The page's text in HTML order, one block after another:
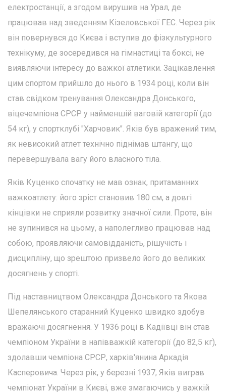
електростанції, а згодом вирушив на Урал, де
працював над зведенням Кізеловської ГЕС. Через рік
він повернувся до Києва і вступив до фізкультурного
технікуму, де зосередився на гімнастиці та боксі, не
виявляючи інтересу до важкої атлетики. Зацікавлення
цим спортом прийшло до нього в 1934 році, коли він
став свідком тренування Олександра Донського,
віцечемпіона СРСР у найменшій ваговій категорії (до
54 кг), у спортклубі "Харчовик". Яків був вражений тим,
як невисокий атлет технічно піднімав штангу, що
перевершувала вагу його власного тіла.
Яків Куценко спочатку не мав ознак, притаманних
важкоатлету: його зріст становив 180 см, а довгі
кінцівки не сприяли розвитку значної сили. Проте, він
не зупинився на цьому, а наполегливо працював над
собою, проявляючи самовідданість, рішучість і
дисципліну, що зрештою призвело його до великих
досягнень у спорті.
Під наставництвом Олександра Донського та Якова
Шепелянського старанний Куценко швидко здобув
вражаючі досягнення. У 1936 році в Кадіївці він став
чемпіоном України в напівважкій категорії (до 82,5 кг),
здолавши чемпіона СРСР, харків'янина Аркадія
Касперовича. Через рік, у березні 1937, Яків виграв
чемпіонат України в Києві, вже змагаючись у важкій